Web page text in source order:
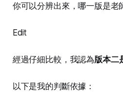
你可以分辨出來，哪一版是老
Edit
經過仔細比較，我認為版本二
以下是我的判斷依據：